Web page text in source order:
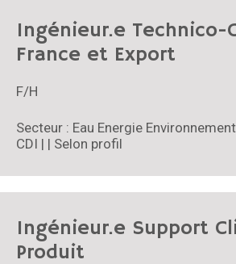
Ingénieur.e Technico-
France et Export
F/H
Secteur : Eau Energie Environnement
CDI | | Selon profil
Ingénieur.e Support
Produit